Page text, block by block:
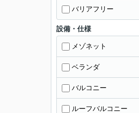
バリアフリー
設備・仕様
メゾネット
ベランダ
バルコニー
ルーフバルコニー